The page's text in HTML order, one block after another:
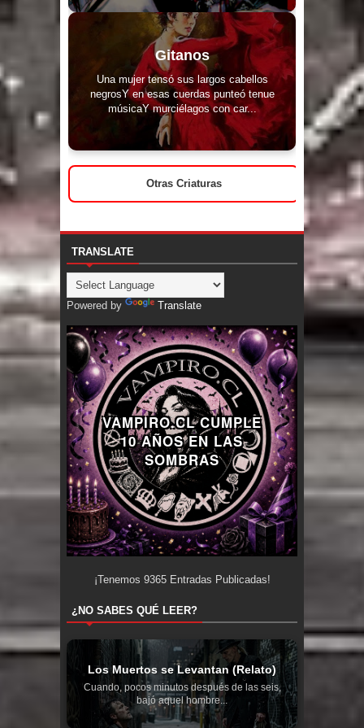
Gitanos
Una mujer tensó sus largos cabellos
negrosY en esas cuerdas punteó tenue
músicaY murciélagos con car...
Otras Criaturas
TRANSLATE
Powered by Translate
VAMPIRO.CL CUMPLE
10 AÑOS EN LAS
SOMBRAS
¡Tenemos 9365Entradas Publicadas!
¿NO SABES QUÉ LEER?
Los Muertos se Levantan (Relato)
Cuando, pocos minutos después de las seis,
bajó aquel hombre...